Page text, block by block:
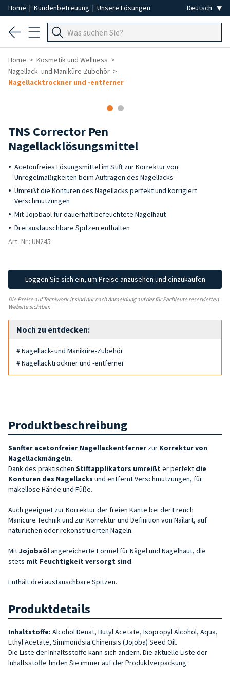
Home | Kundenbetreuung | Unsere Lösungen
Home
Kosmetik und Wellness
Nagellack- und Maniküre-Zubehör
Nagellacktrockner und -entferner
TNS Corrector Pen
Nagellacklösungsmittel
Acetonfreies Lösungsmittel im Stift zur Korrektur von
Unregelmäßigkeiten beim Auftragen des Nagellacks
Umreißt die Konturen des Nagellacks perfekt und korrigiert
Verschmutzungen
Mit Jojobaöl für dauerhaft befeuchtete Nagelhaut
Drei austauschbare Spitzen enthalten
Art.-Nr.: UN245
Loggen Sie sich ein, um Preise anzusehen und einzukaufen
Die Preise auf Tecniwork.it sind nur nach Anmeldung auf der für Fachleute reservierten
Website sichtbar.
Noch zu entdecken:
# Nagellack- und Maniküre-Zubehör
# Nagellacktrockner und -entferner
Produktbeschreibung
Sanfter acetonfreier Nagellackentferner zur Korrektur von
Nagellackmängeln.
Dank des praktischen Stiftapplikators umreißt er perfekt die
Konturen des Nagellacks und entfernt Verschmutzungen, für
makellose Hände und Füße.
Auch geeignet zur Korrektur der freien Kante bei der French
Manicure Technik und zur Korrektur und Definition von Nailart, auf
natürlichen oder rekonstruierten Nägeln.
MitJojobaölangereicherte Formel für Nägel und Nagelhaut, die
stets mit Feuchtigkeit versorgt sind.
Enthält drei austauschbare Spitzen.
Produktdetails
Inhaltstoffe: Alcohol Denat, Butyl Acetate, Isopropyl Alcohol, Aqua,
Ethyl Acetate, Simmondsia Chinensis (Jojoba) Seed Oil.
Die Liste der Inhaltsstoffe kann sich ändern. Die aktuelle Liste der
Inhaltsstoffe finden Sie immer auf der Produktverpackung.